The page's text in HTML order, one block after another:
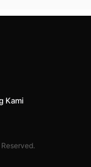
Kami